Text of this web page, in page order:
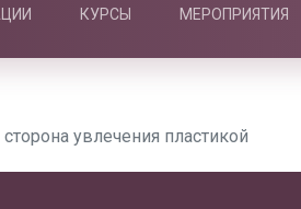
КУРСЫ МЕРОПРИЯТИЯ
увлечения пластикой